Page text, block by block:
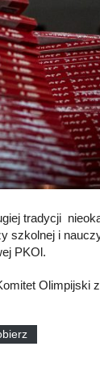
tradycji
szkolnej i
PKOl.
Olimpijski